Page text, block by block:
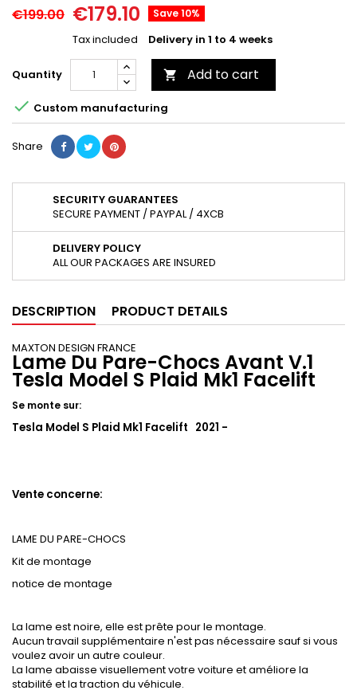
€199.00 €179.10 Save 10%
Tax included Delivery in 1 to 4 weeks
Quantity  Add to cart
 Custom manufacturing
Share
SECURITY GUARANTEES
SECURE PAYMENT / PAYPAL / 4XCB
DELIVERY POLICY
ALL OUR PACKAGES ARE INSURED
DESCRIPTION PRODUCT DETAILS
MAXTON DESIGN FRANCE
Lame Du Pare-Chocs Avant V.1
Tesla Model S Plaid Mk1 Facelift
Se monte sur:
Tesla Model S Plaid Mk1 Facelift 2021 -
Vente concerne:
LAME DU PARE-CHOCS
Kit de montage
notice de montage
La lame est noire, elle est prête pour le montage.
Aucun travail supplémentaire n'est pas nécessaire sauf si vous
voulez avoir un autre couleur.
La lame abaisse visuellement votre voiture et améliore la
stabilité et la traction du véhicule.